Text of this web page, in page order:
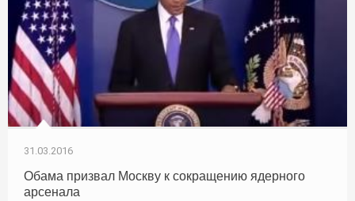
31.03.2016
Обама призвал Москву к сокращению ядерного
арсенала